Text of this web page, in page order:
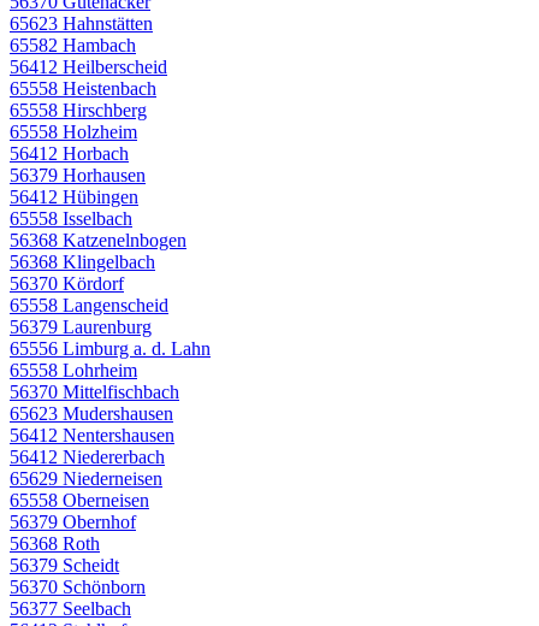
65623 Hahnstätten
65582 Hambach
56412 Heilberscheid
65558 Heistenbach
65558 Hirschberg
65558 Holzheim
56412 Horbach
56379 Horhausen
56412 Hübingen
65558 Isselbach
56368 Katzenelnbogen
56368 Klingelbach
56370 Kördorf
65558 Langenscheid
56379 Laurenburg
65556 Limburg a. d. Lahn
65558 Lohrheim
56370 Mittelfischbach
65623 Mudershausen
56412 Nentershausen
56412 Niedererbach
65629 Niederneisen
65558 Oberneisen
56379 Obernhof
56368 Roth
56379 Scheidt
56370 Schönborn
56377 Seelbach